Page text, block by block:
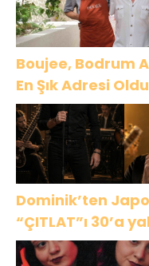
Boujee, Bodrum
En Şık Adresi Oldu
Dominik’ten
“ÇITLAT”ı 30’a